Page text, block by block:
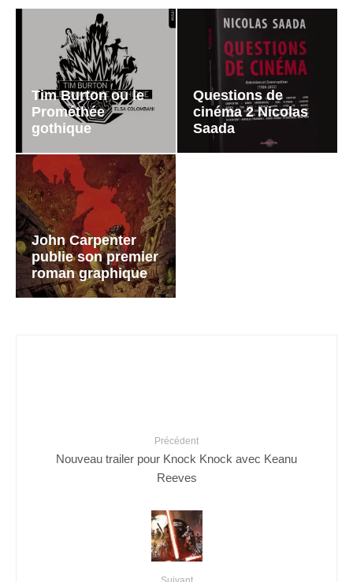
Tim Burton ou le
Prométhée
gothique
Questions de
cinéma 2 Nicolas
Saada
John Carpenter
publie son premier
roman graphique
Précédent
Nouveau trailer pour Knock Knock avec Keanu
Reeves